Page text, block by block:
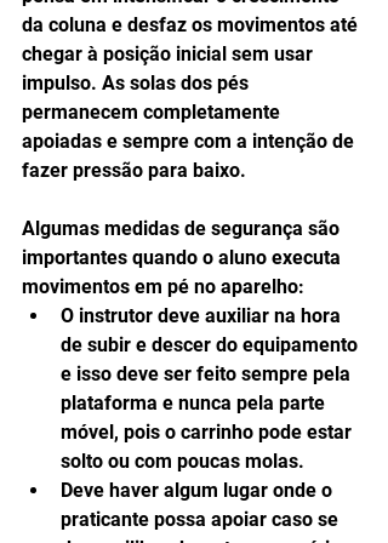
da coluna e desfaz os movimentos até
chegar à posição inicial sem usar
impulso. As solas dos pés
permanecem completamente
apoiadas e sempre com a intenção de
fazer pressão para baixo.
Algumas medidas de segurança são
importantes quando o aluno executa
movimentos em pé no aparelho:
O instrutor deve auxiliar na hora
de subir e descer do equipamento
e isso deve ser feito sempre pela
plataforma e nunca pela parte
móvel, pois o carrinho pode estar
solto ou com poucas molas.
Deve haver algum lugar onde o
praticante possa apoiar caso se